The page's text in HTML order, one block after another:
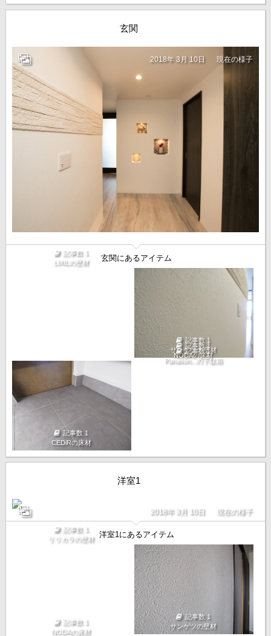
玄関
2018年 3月 10日 現在の様子
玄関にあるアイテム
記事数 1
LIXILの壁材
記事数 1
サンゲツの壁材
記事数 1
CEDiRの床材
記事数 1
NODAの床材
記事数 1
Panason...の下駄箱
洋室1
2018年 3月 10日 現在の様子
洋室1にあるアイテム
記事数 1
リリカラの壁材
記事数 1
サンゲツの壁材
記事数 1
NODAの床材